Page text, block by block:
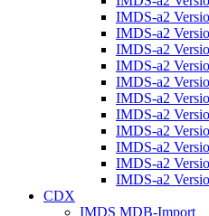
IMDS-a2
IMDS-a2
IMDS-a2
IMDS-a2
IMDS-a2
IMDS-a2
IMDS-a2
IMDS-a2
IMDS-a2
IMDS-a2
IMDS-a2
CDX
IMDS MDB-Import